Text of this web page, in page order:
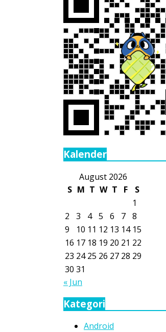
Kalender
August 2026
S M T W T F
S
1
2
3 4 5 6 7 8
9
10 11 12 13 14 15
16 17 18 19 20 21 22
23 24 25 26 27 28 29
30 31
« Jun
Kategori
Android